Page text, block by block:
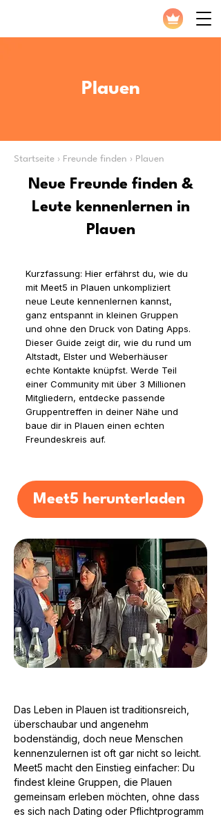
Plauen
Startseite › Freunde finden › Plauen
Neue Freunde finden &
Leute kennenlernen in
Plauen
Kurzfassung: Hier erfährst du, wie du
mit Meet5 in Plauen unkompliziert
neue Leute kennenlernen kannst,
ganz entspannt in kleinen Gruppen
und ohne den Druck von Dating Apps.
Dieser Guide zeigt dir, wie du rund um
Altstadt, Elster und Weberhäuser
echte Kontakte knüpfst. Werde Teil
einer Community mit über 3 Millionen
Mitgliedern, entdecke passende
Gruppentreffen in deiner Nähe und
baue dir in Plauen einen echten
Freundeskreis auf.
Meet5 herunterladen
Das Leben in Plauen ist traditionsreich,
überschaubar und angenehm
bodenständig, doch neue Menschen
kennenzulernen ist oft gar nicht so leicht.
Meet5 macht den Einstieg einfacher: Du
findest kleine Gruppen, die Plauen
gemeinsam erleben möchten, ohne dass
es sich nach Dating oder Pflichtprogramm